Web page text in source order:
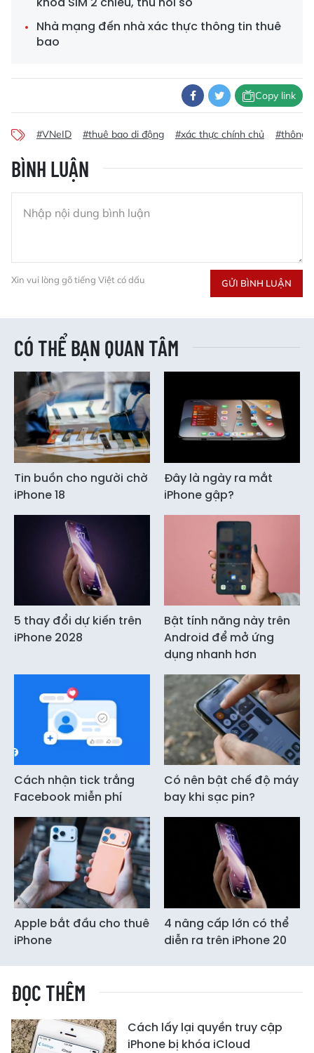
Nhà mạng đến nhà xác thực thông tin thuê
bao
Copy link
#VNeID #thuê bao di động #xác thực chính chủ #thông
BÌNH LUẬN
Xin vui lòng gõ tiếng Việt có dấu GỬI BÌNH LUẬN
CÓ THỂ BẠN QUAN TÂM
Tin buồn cho người chờ
iPhone 18
Đây là ngày ra mắt
iPhone gập?
5 thay đổi dự kiến trên
iPhone 2028
Bật tính năng này trên
Android để mở ứng
dụng nhanh hơn
Cách nhận tick trắng
Facebook miễn phí
Có nên bật chế độ máy
bay khi sạc pin?
Apple bắt đầu cho thuê
iPhone
4 nâng cấp lớn có thể
diễn ra trên iPhone 20
ĐỌC THÊM
Cách lấy lại quyền truy cập
iPhone bị khóa iCloud